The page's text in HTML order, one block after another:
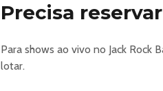
Precisa
Para shows ao vivo no Jack Rock
lotar.